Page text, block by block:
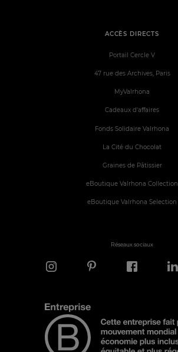
ACCÈS DIRECTS
Portail Cercle V
47 rue des Archives, Paris
MyValrhona
Cadeaux d'affaires
Fonds Solidaire Valrhona
La Cité du Chocolat
Graines de Pâtissier
eBoutique Valrhona Collection
eBoutique Valrhona Selection
Réseaux sociaux